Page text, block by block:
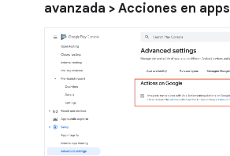
avanzada > Acciones en apps